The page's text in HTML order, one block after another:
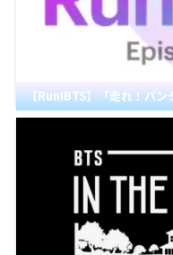
【Run!BTS】「走れ！バ